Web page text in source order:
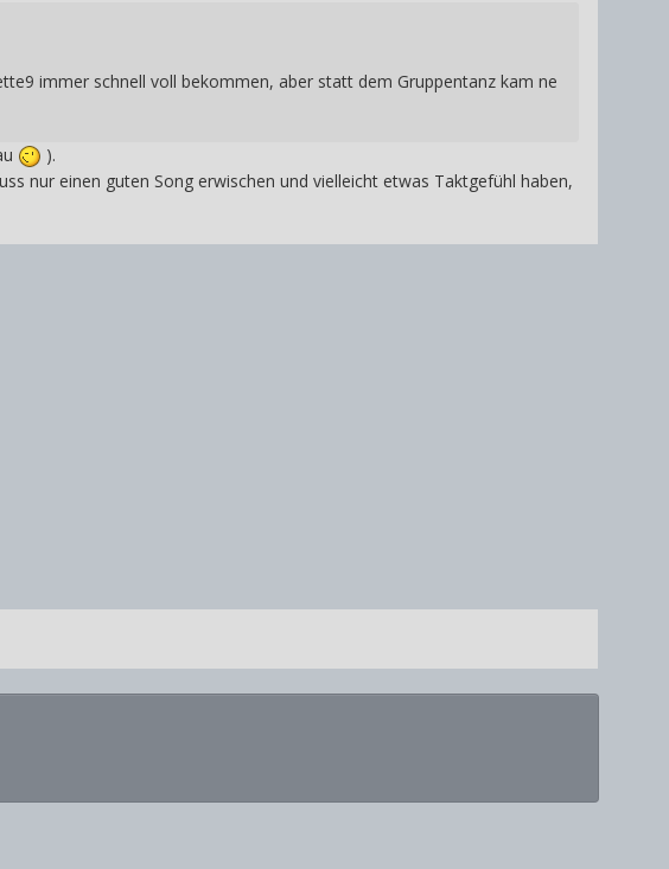
immer schnell voll bekommen, aber statt dem Gruppentanz kam ne
).
nur einen guten Song erwischen und vielleicht etwas Taktgefühl haben,